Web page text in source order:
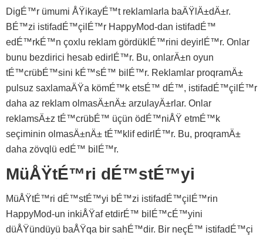
DigÉ™r ümumi ÅŸikayÉ™t reklamlarla baÄŸlÄ±dÄ±r.
BÉ™zi istifadÉ™çilÉ™r HappyMod-dan istifadÉ™
edÉ™rkÉ™n çoxlu reklam gördüklÉ™rini deyirlÉ™r. Onlar
bunu bezdirici hesab edirlÉ™r. Bu, onlarÄ±n oyun
tÉ™crübÉ™sini kÉ™sÉ™ bilÉ™r. Reklamlar proqramÄ±
pulsuz saxlamaÄŸa kömÉ™k etsÉ™ dÉ™, istifadÉ™çilÉ™r
daha az reklam olmasÄ±nÄ± arzulayÄ±rlar. Onlar
reklamsÄ±z tÉ™crübÉ™ üçün ödÉ™niÅŸ etmÉ™k
seçiminin olmasÄ±nÄ± tÉ™klif edirlÉ™r. Bu, proqramÄ±
daha zövqlü edÉ™ bilÉ™r.
MüÅŸtÉ™ri dÉ™stÉ™yi
MüÅŸtÉ™ri dÉ™stÉ™yi bÉ™zi istifadÉ™çilÉ™rin
HappyMod-un inkiÅŸaf etdirÉ™ bilÉ™cÉ™yini
düÅŸündüyü baÅŸqa bir sahÉ™dir. Bir neçÉ™ istifadÉ™çi